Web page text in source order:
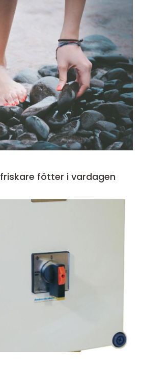
Fotvård i boden friskare fötter i vardagen